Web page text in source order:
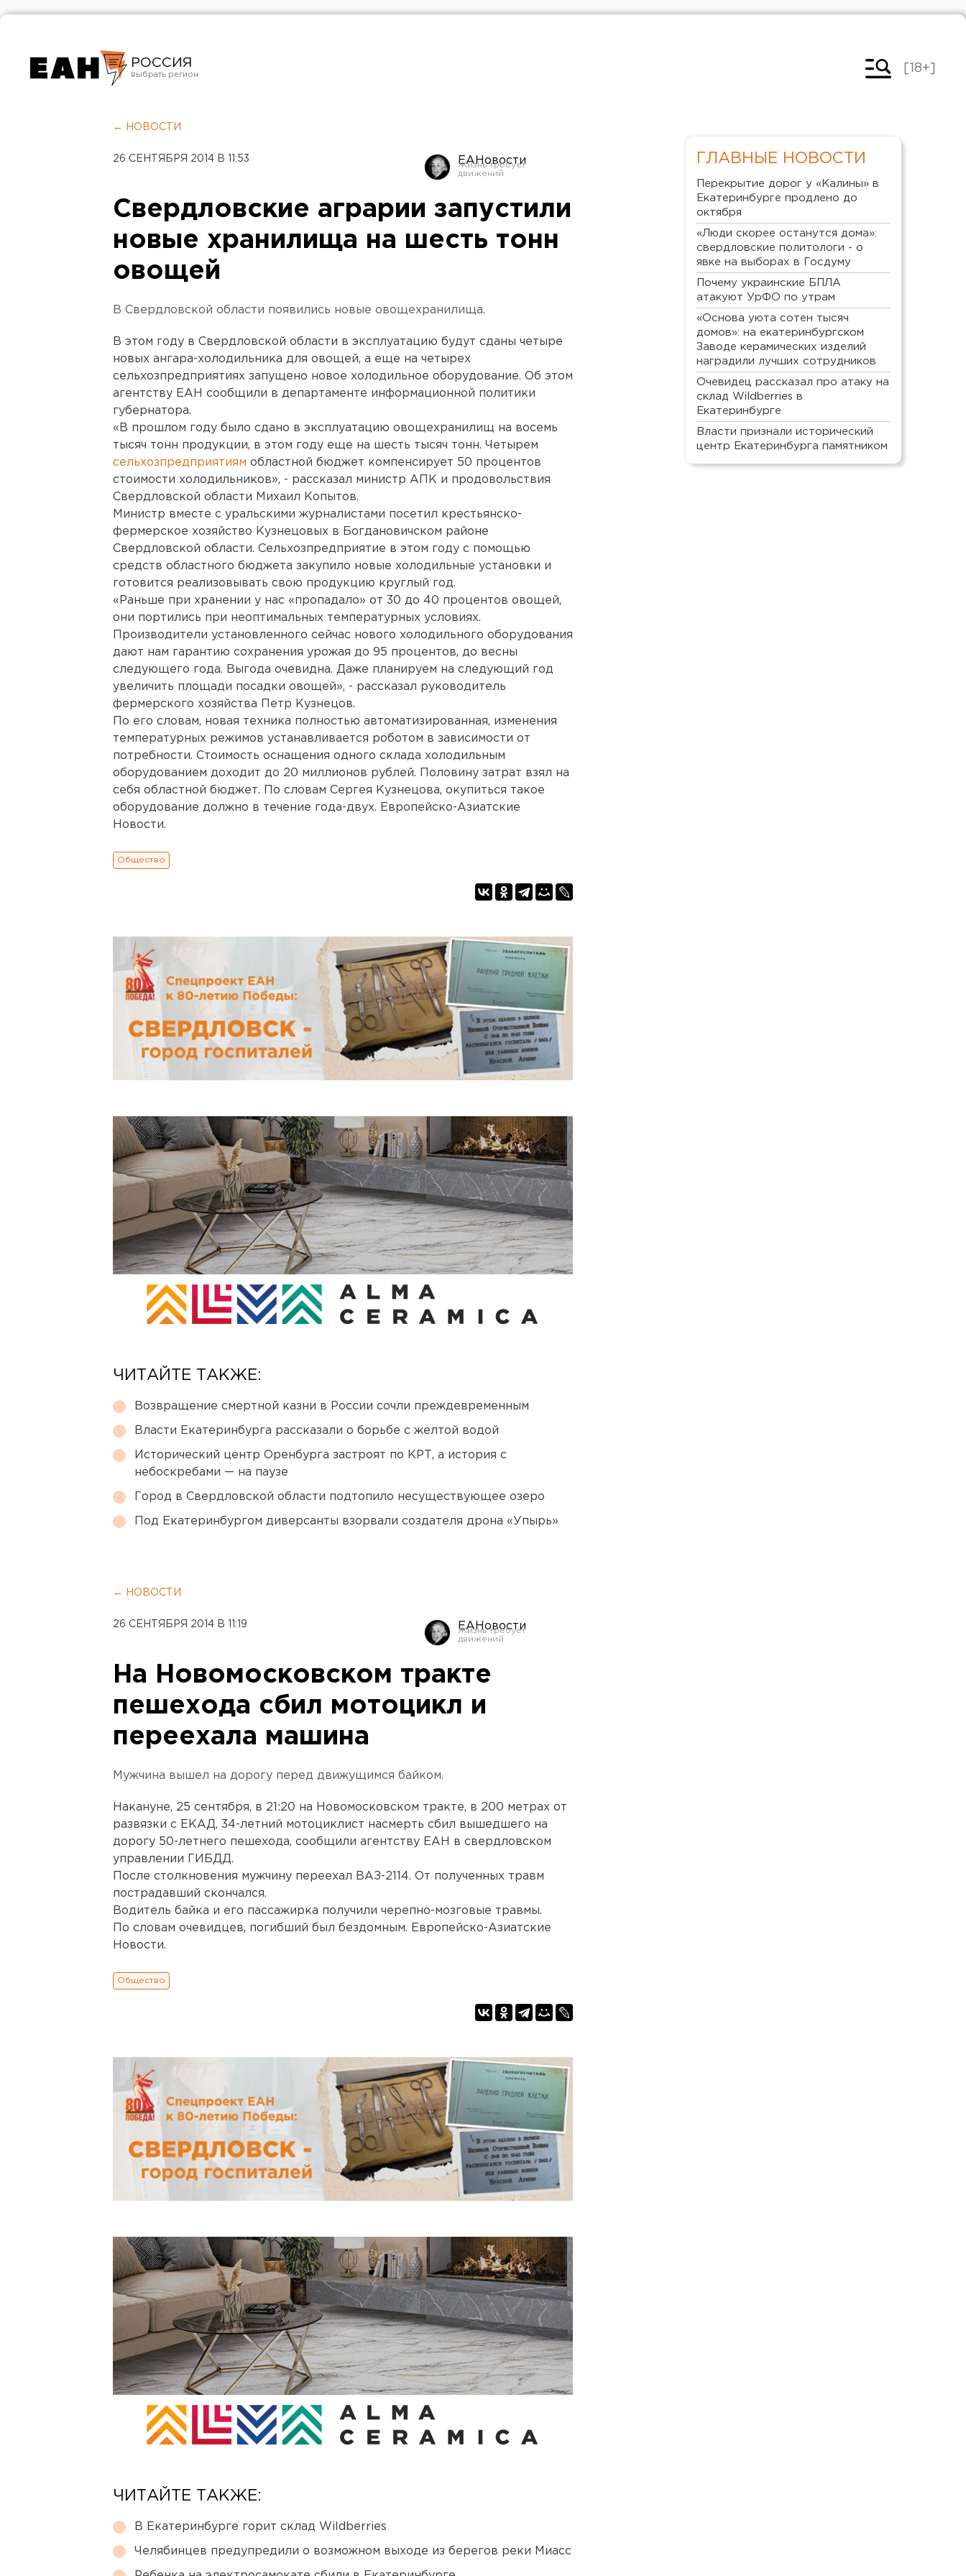
РОССИЯ
Челябинск
[18+]
← НОВОСТИ
26 СЕНТЯБРЯ 2014 В 11:53 ЕАНовости
Свердловские аграрии запустили
новые хранилища на шесть тонн
овощей
В Свердловской области появились новые овощехранилища.
В этом году в Свердловской области в эксплуатацию будут сданы четыре
новых ангара-холодильника для овощей, а еще на четырех
сельхозпредприятиях запущено новое холодильное оборудование. Об этом
агентству ЕАН сообщили в департаменте информационной политики
губернатора.
«В прошлом году было сдано в эксплуатацию овощехранилищ на восемь
тысяч тонн продукции, в этом году еще на шесть тысяч тонн. Четырем
сельхозпредприятиям областной бюджет компенсирует 50 процентов
стоимости холодильников», - рассказал министр АПК и продовольствия
Свердловской области Михаил Копытов.
Министр вместе с уральскими журналистами посетил крестьянско-
фермерское хозяйство Кузнецовых в Богдановичском районе
Свердловской области. Сельхозпредприятие в этом году с помощью
средств областного бюджета закупило новые холодильные установки и
готовится реализовывать свою продукцию круглый год.
«Раньше при хранении у нас «пропадало» от 30 до 40 процентов овощей,
они портились при неоптимальных температурных условиях.
Производители установленного сейчас нового холодильного оборудования
дают нам гарантию сохранения урожая до 95 процентов, до весны
следующего года. Выгода очевидна. Даже планируем на следующий год
увеличить площади посадки овощей», - рассказал руководитель
фермерского хозяйства Петр Кузнецов.
По его словам, новая техника полностью автоматизированная, изменения
температурных режимов устанавливается роботом в зависимости от
потребности. Стоимость оснащения одного склада холодильным
оборудованием доходит до 20 миллионов рублей. Половину затрат взял на
себя областной бюджет. По словам Сергея Кузнецова, окупиться такое
оборудование должно в течение года-двух. Европейско-Азиатские
Новости.
Общество
ЧИТАЙТЕ ТАКЖЕ:
Возвращение смертной казни в России сочли преждевременным
Власти Екатеринбурга рассказали о борьбе с желтой водой
Исторический центр Оренбурга застроят по КРТ, а история с
небоскребами — на паузе
Город в Свердловской области подтопило несуществующее озеро
Под Екатеринбургом диверсанты взорвали создателя дрона «Упырь»
← НОВОСТИ
26 СЕНТЯБРЯ 2014 В 11:19 ЕАНовости
На Новомосковском тракте
пешехода сбил мотоцикл и
переехала машина
Мужчина вышел на дорогу перед движущимся байком.
Накануне, 25 сентября, в 21:20 на Новомосковском тракте, в 200 метрах от
развязки с ЕКАД, 34-летний мотоциклист насмерть сбил вышедшего на
дорогу 50-летнего пешехода, сообщили агентству ЕАН в свердловском
управлении ГИБДД.
После столкновения мужчину переехал ВАЗ-2114. От полученных травм
пострадавший скончался.
Водитель байка и его пассажирка получили черепно-мозговые травмы.
По словам очевидцев, погибший был бездомным. Европейско-Азиатские
Новости.
Общество
ЧИТАЙТЕ ТАКЖЕ:
В Екатеринбурге горит склад Wildberries
Челябинцев предупредили о возможном выходе из берегов реки Миасс
ГЛАВНЫЕ НОВОСТИ
Перекрытие дорог у «Калины» в
Екатеринбурге продлено до
октября
«Люди скорее останутся дома»:
свердловские политологи - о
явке на выборах в Госдуму
Почему украинские БПЛА
атакуют УрФО по утрам
«Основа уюта сотен тысяч
домов»: на екатеринбургском
Заводе керамических изделий
наградили лучших сотрудников
Очевидец рассказал про атаку на
склад Wildberries в
Екатеринбурге
Власти признали исторический
центр Екатеринбурга памятником